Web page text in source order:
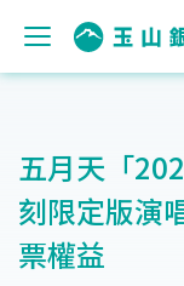
五月天「
刻限定版演
票權益